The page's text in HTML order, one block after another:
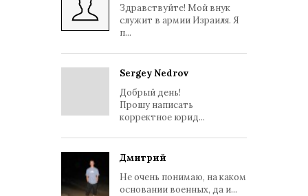
Здравствуйте! Мой внук
служит в армии Израиля. Я
п...
Sergey Nedrov
Добрый день!
Прошу написать
корректное юрид...
Дмитрий
Не очень понимаю, на каком
основании военных, да и...